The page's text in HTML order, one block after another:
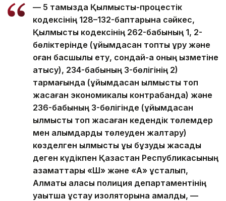
— 5 тамызда Қылмыстық-процестік
кодексінің 128–132-баптарына сәйкес,
Қылмыстық кодексінің 262-бабының 1, 2-
бөліктерінде (ұйымдасқан топты құру және
оған басшылық ету, сондай-ақ оның қызметіне
қатысу), 234-бабының 3-бөлігінің 2)
тармағында (ұйымдасқан қылмыстық топ
жасаған экономикалық контрабанда) және
236-бабының 3-бөлігінде (ұйымдасқан
қылмыстық топ жасаған кедендік төлемдер
мен алымдарды төлеуден жалтару)
көзделген қылмыстық құқық бұзуды жасады
деген күдікпен Қазақстан Республикасының
азаматтары «Ш» және «А» ұсталып,
Алматы қаласы полиция департаментінің
уақытша ұстау изоляторына қамалды, —